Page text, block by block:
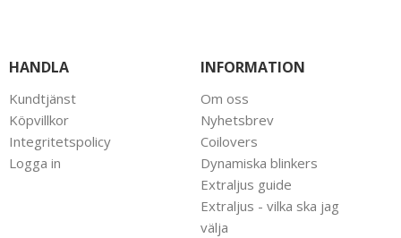
HANDLA
Kundtjänst
Köpvillkor
Integritetspolicy
Logga in
INFORMATION
Om oss
Nyhetsbrev
Coilovers
Dynamiska blinkers
Extraljus guide
Extraljus - vilka ska jag
välja